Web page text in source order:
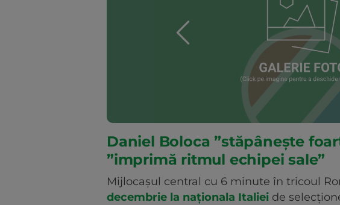
Daniel Boloca ”stăpânește
”imprimă ritmul echipei sale”
Mijlocașul central cu 6 minute în tricoul
decembrie la naționala Italiei de